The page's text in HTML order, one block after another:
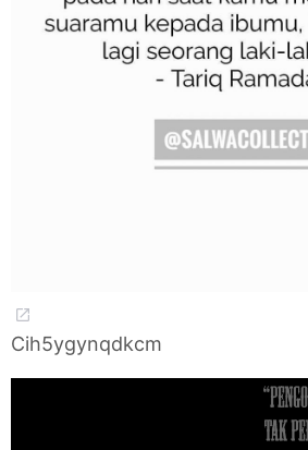
Cih5ygynqdkcm